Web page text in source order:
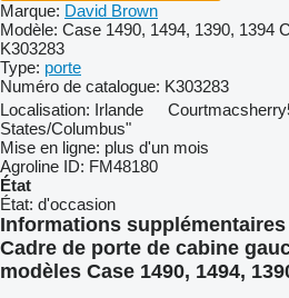
Marque: David Brown
Modèle: Case 1490, 1494, 1390, 1394
K303283
Type: porte
Numéro de catalogue: K303283
Localisation: Irlande Courtmacsherry
States/Columbus"
Mise en ligne: plus d'un mois
Agroline ID: FM48180
État
État: d'occasion
Informations
Cadre de porte de cabine
modèles Case 1490, 1494,